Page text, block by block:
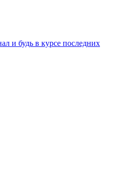
и будь в курсе последних